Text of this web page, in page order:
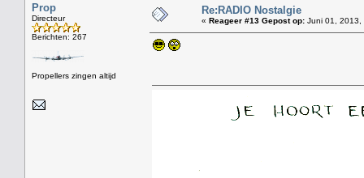
Prop
Directeur
Berichten: 267
Propellers zingen altijd
Re:RADIO Nostalgie
« Reageer #13 Gepost op: Juni 01, 2013,